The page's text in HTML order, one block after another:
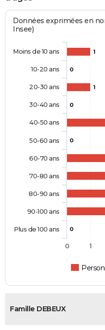
Données exprimées en
Insee)
1
0
1
0
0
0
Moins de 10 ans
10-20 ans
20-30 ans
30-40 ans
40-50 ans
50-60 ans
60-70 ans
70-80 ans
80-90 ans
90-100 ans
Plus de 100 ans
0 1
Famille DEBEUX